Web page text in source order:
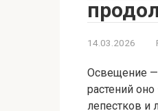
14.03.2026
Освещение —
растений
лепестков и